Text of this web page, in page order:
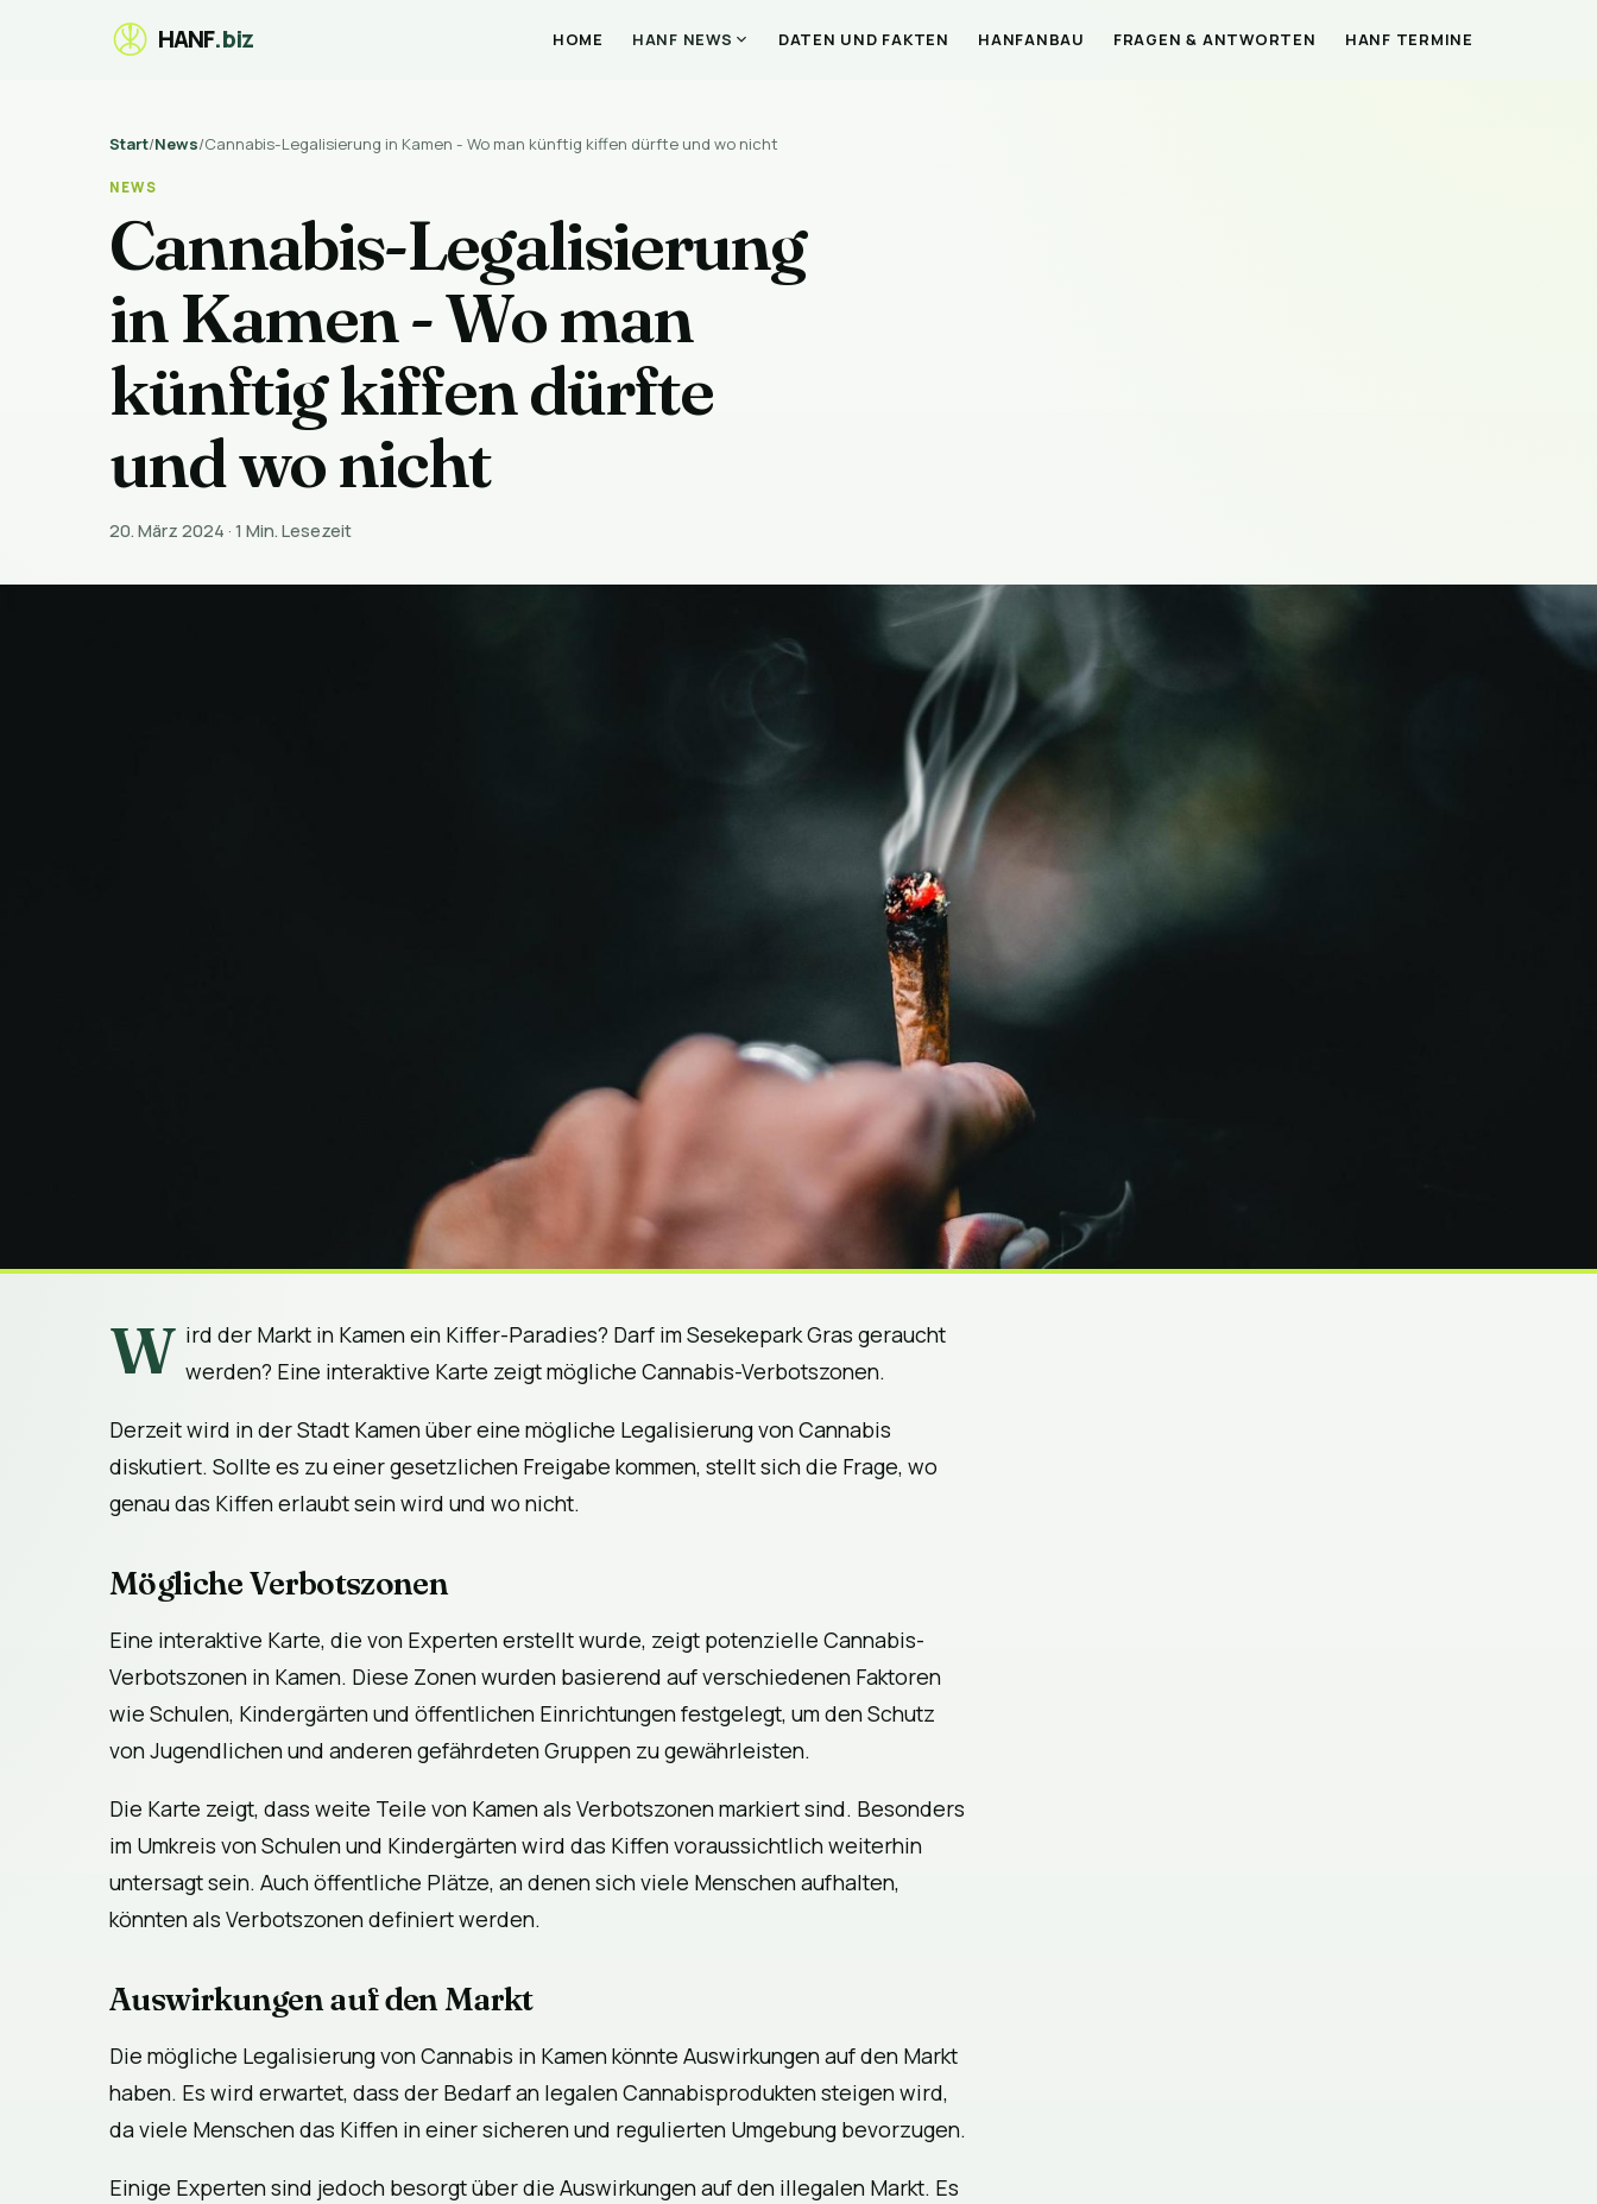
HANF.biz HOME HANF NEWS DATEN UND FAKTEN HANFANBAU FRAGEN & ANTWORTEN HANF TERMINE
Start/News/Cannabis-Legalisierung in Kamen - Wo man künftig kiffen dürfte und wo nicht
NEWS
Cannabis-Legalisierung
in Kamen - Wo man
künftig kiffen dürfte
und wo nicht
20. März 2024 · 1 Min. Lesezeit
W ird der Markt in Kamen ein Kiffer-Paradies? Darf im Sesekepark Gras geraucht
werden? Eine interaktive Karte zeigt mögliche Cannabis-Verbotszonen.
Derzeit wird in der Stadt Kamen über eine mögliche Legalisierung von Cannabis
diskutiert. Sollte es zu einer gesetzlichen Freigabe kommen, stellt sich die Frage, wo
genau das Kiffen erlaubt sein wird und wo nicht.
Mögliche Verbotszonen
Eine interaktive Karte, die von Experten erstellt wurde, zeigt potenzielle Cannabis-
Verbotszonen in Kamen. Diese Zonen wurden basierend auf verschiedenen Faktoren
wie Schulen, Kindergärten und öffentlichen Einrichtungen festgelegt, um den Schutz
von Jugendlichen und anderen gefährdeten Gruppen zu gewährleisten.
Die Karte zeigt, dass weite Teile von Kamen als Verbotszonen markiert sind. Besonders
im Umkreis von Schulen und Kindergärten wird das Kiffen voraussichtlich weiterhin
untersagt sein. Auch öffentliche Plätze, an denen sich viele Menschen aufhalten,
könnten als Verbotszonen definiert werden.
Auswirkungen auf den Markt
Die mögliche Legalisierung von Cannabis in Kamen könnte Auswirkungen auf den Markt
haben. Es wird erwartet, dass der Bedarf an legalen Cannabisprodukten steigen wird,
da viele Menschen das Kiffen in einer sicheren und regulierten Umgebung bevorzugen.
Einige Experten sind jedoch besorgt über die Auswirkungen auf den illegalen Markt. Es